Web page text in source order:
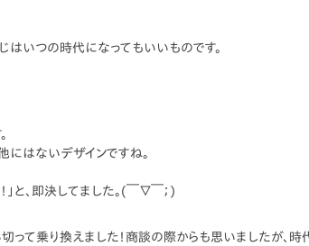
はいつの時代になってもいいものです。
にはないデザインですね。
と、即決してました。(￣▽￣；)
って乗り換えました！商談の際からも思いましたが、